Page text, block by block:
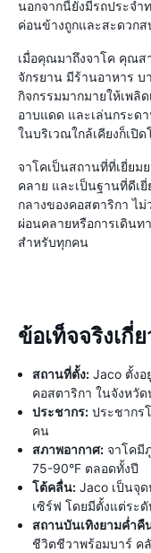
นอกจากนี้ยังมีรถประจำ
ค่อนข้างถูกและสะดวกส
เมื่อคุณมาถึงจาโค คุณส
จักรยาน มีร้านอาหาร บ
กิจกรรมมากมายให้เพลิ
อาบแดด และเล่นกระด
ในบริเวณใกล้เคียงก็เปิ
จาโคเป็นสถานที่ที่เยี่ย
คลาย และเป็นฐานที่ดีเ
กลางของคอสตาริกา ไ
ผ่อนคลายหรือการเดินท
สำหรับทุกคน
ข้อเท็จจริงเกี่
สถานที่ตั้ง: Jaco ตั้ง
คอสตาริกา ในจังหวั
ประชากร: ประชากร
คน
สภาพอากาศ: จาโคมี
75-90°F ตลอดทั้งปี
โต้คลื่น: Jaco เป็นจุ
เซิร์ฟ โดยมีตั้งแต่ระ
สถานบันเทิงยามค่ำคื
ชีวิตชีวาพร้อมบาร์ ค